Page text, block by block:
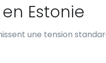
Estonie
une tension